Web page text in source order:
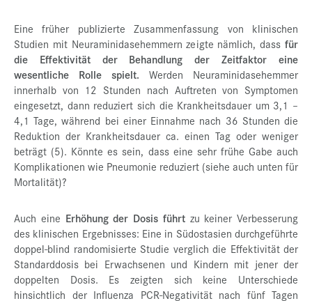
Eine früher publizierte Zusammenfassung von klinischen
Studien mit Neuraminidasehemmern zeigte nämlich, dass für
die Effektivität der Behandlung der Zeitfaktor eine
wesentliche Rolle spielt. Werden Neuraminidasehemmer
innerhalb von 12 Stunden nach Auftreten von Symptomen
eingesetzt, dann reduziert sich die Krankheitsdauer um 3,1 –
4,1 Tage, während bei einer Einnahme nach 36 Stunden die
Reduktion der Krankheitsdauer ca. einen Tag oder weniger
beträgt (5). Könnte es sein, dass eine sehr frühe Gabe auch
Komplikationen wie Pneumonie reduziert (siehe auch unten für
Mortalität)?
Auch eine Erhöhung der Dosis führtzu keiner Verbesserung
des klinischen Ergebnisses: Eine in Südostasien durchgeführte
doppel-blind randomisierte Studie verglich die Effektivität der
Standarddosis bei Erwachsenen und Kindern mit jener der
doppelten Dosis. Es zeigten sich keine Unterschiede
hinsichtlich der Influenza PCR-Negativität nach fünf Tagen